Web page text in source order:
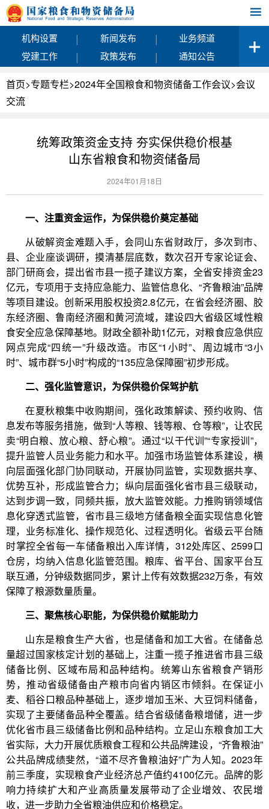
机构设置 | 新闻发布 |
业务频道
党建工作
| 政策发布 | 通知公告
首页>专题专栏>2024年全国粮食和物资储备工作会议>会议
交流
统筹政策资金支持 夯实保供稳价根基
山东省粮食和物资储备局
2024年01月18日
一、注重资金运作，为保供稳价奠定基础
从破解资金难题入手，会同山东省财政厅，多次到市、
县、企业座谈调研，摸清基层底数，数次召开专家论证会、
部门研商会，提出省市县一揽子建议方案，全省安排资金23
亿元，专项用于支持应急能力、监管信息化、“齐鲁粮油”品牌
等项目建设。创新采用股权投资2.8亿元，在省会经济圈、胶
东经济圈、鲁南经济圈和黄河流域，建设四大省级区域性粮
食安全应急保障基地。财政全额补助1亿元，对粮食应急供应
网点完成“四统一”升级改造。市区“1小时”、周边城市“3小
时”、城市群“5小时”构成的“135应急保障圈”初步形成。
二、强化监管意识，为保供稳价保驾护航
在夏秋粮集中收购期间，强化政策解读、预约收购、信
息发布等服务措施，做到“人等粮、钱等粮、仓等粮”，让农民
卖“明白粮、放心粮、舒心粮”。通过“以干代训”“专家授训”，
提升监管人员业务能力和水平。加强市场监管体系建设，横
向层面强化部门协同联动，开展协同监管，实现数据共享、
优势互补，形成监管合力；纵向层面强化省市县三级联动，
达到步调一致，同频共振，放大监管效能。力推购销领域信
息化穿透式监管，省市县三级地方储备粮全面实现信息化管
理，业务标准化、操作规范化、过程透明化。省级云平台随
时掌控全省每一车储备粮出入库详情，312处库区、2599口
仓房，均纳入信息化监管范围。粮库、省平台、国家平台互
联互通，分钟级数据同步，累计上传有效数据232万条，有效
保障了粮源数量质量。
三、聚焦核心职能，为保供稳价赋能助力
山东是粮食生产大省，也是储备和加工大省。在储备总
量超过国家核定计划的基础上，注重一揽子推进省市县三级
储备比例、区域布局和品种结构。统筹山东省粮食产销形
势，推动省级储备由产粮市向省内销区市倾斜。在保证小
麦、稻谷口粮品种基础上，逐步增加玉米、大豆饲料储备，
实现了主要储备品种全覆盖。结合省级储备粮增储，进一步
优化省市县三级储备比例和品种结构。立足山东粮食加工大
省实际，大力开展优质粮食工程和公共品牌建设，“齐鲁粮油”
公共品牌成绩斐然，“道不尽齐鲁粮油好”广为人知。2023年
前三季度，实现粮食产业经济总产值约4100亿元。品牌的影
响力持续扩大和产业高质量发展带动了企业增效、农民增
收，进一步助力全省粮油供应和价格稳定。